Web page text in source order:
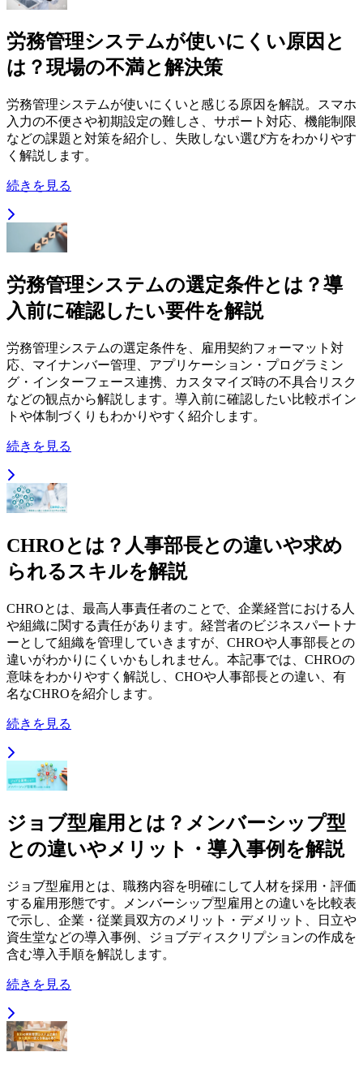
労務管理システムが使いにくい原因と
は？現場の不満と解決策
労務管理システムが使いにくいと感じる原因を解説。スマホ
入力の不便さや初期設定の難しさ、サポート対応、機能制限
などの課題と対策を紹介し、失敗しない選び方をわかりやす
く解説します。
続きを見る
労務管理システムの選定条件とは？導
入前に確認したい要件を解説
労務管理システムの選定条件を、雇用契約フォーマット対
応、マイナンバー管理、アプリケーション・プログラミン
グ・インターフェース連携、カスタマイズ時の不具合リスク
などの観点から解説します。導入前に確認したい比較ポイン
トや体制づくりもわかりやすく紹介します。
続きを見る
CHROとは？人事部長との違いや求め
られるスキルを解説
CHROとは、最高人事責任者のことで、企業経営における人
や組織に関する責任があります。経営者のビジネスパートナ
ーとして組織を管理していきますが、CHROや人事部長との
違いがわかりにくいかもしれません。本記事では、CHROの
意味をわかりやすく解説し、CHOや人事部長との違い、有
名なCHROを紹介します。
続きを見る
ジョブ型雇用とは？メンバーシップ型
との違いやメリット・導入事例を解説
ジョブ型雇用とは、職務内容を明確にして人材を採用・評価
する雇用形態です。メンバーシップ型雇用との違いを比較表
で示し、企業・従業員双方のメリット・デメリット、日立や
資生堂などの導入事例、ジョブディスクリプションの作成を
含む導入手順を解説します。
続きを見る